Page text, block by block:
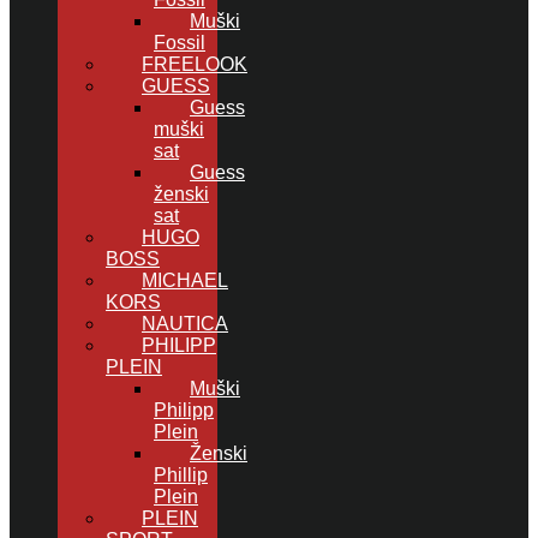
Muški
Fossil
FREELOOK
GUESS
Guess
muški
sat
Guess
ženski
sat
HUGO
BOSS
MICHAEL
KORS
NAUTICA
PHILIPP
PLEIN
Muški
Philipp
Plein
Ženski
Phillip
Plein
PLEIN